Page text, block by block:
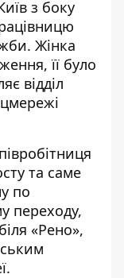
з боку
Жінка
її було
відділ
та саме
по
переходу,
«Рено»,